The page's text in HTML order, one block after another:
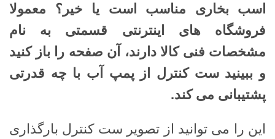
اسب بخاری مناسب است یا خیر؟ معمولا
فروشگاه های اینترنتی قسمتی به نام
مشخصات فنی کالا دارند، آن صفحه را باز کنید
و ببینید ست کنترل از پمپ آب با چه قدرتی
پشتیبانی می کند.
این را می توانید از تصویر ست کنترل بارگذاری